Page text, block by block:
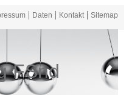
Daten Kontakt Sitemap
FSnd